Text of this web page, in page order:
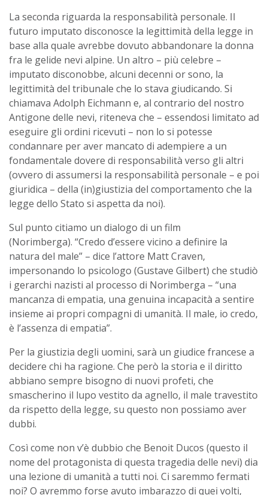
La seconda riguarda la responsabilità personale. Il
futuro imputato disconosce la legittimità della legge in
base alla quale avrebbe dovuto abbandonare la donna
fra le gelide nevi alpine. Un altro – più celebre –
imputato disconobbe, alcuni decenni or sono, la
legittimità del tribunale che lo stava giudicando. Si
chiamava Adolph Eichmann e, al contrario del nostro
Antigone delle nevi, riteneva che – essendosi limitato ad
eseguire gli ordini ricevuti – non lo si potesse
condannare per aver mancato di adempiere a un
fondamentale dovere di responsabilità verso gli altri
(ovvero di assumersi la responsabilità personale – e poi
giuridica – della (in)giustizia del comportamento che la
legge dello Stato si aspetta da noi).
Sul punto citiamo un dialogo di un film
(Norimberga). “Credo d’essere vicino a definire la
natura del male” – dice l’attore Matt Craven,
impersonando lo psicologo (Gustave Gilbert) che studiò
i gerarchi nazisti al processo di Norimberga – “una
mancanza di empatia, una genuina incapacità a sentire
insieme ai propri compagni di umanità. Il male, io credo,
è l’assenza di empatia”.
Per la giustizia degli uomini, sarà un giudice francese a
decidere chi ha ragione. Che però la storia e il diritto
abbiano sempre bisogno di nuovi profeti, che
smascherino il lupo vestito da agnello, il male travestito
da rispetto della legge, su questo non possiamo aver
dubbi.
Così come non v’è dubbio che Benoit Ducos (questo il
nome del protagonista di questa tragedia delle nevi) dia
una lezione di umanità a tutti noi. Ci saremmo fermati
noi? O avremmo forse avuto imbarazzo di quei volti,